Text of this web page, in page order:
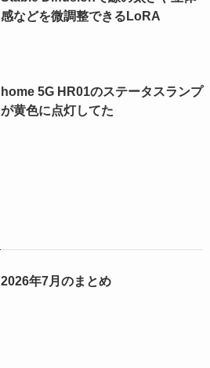
感などを微調整できるLoRA
home 5G HR01のステータスランプ
が黄色に点灯してた
2026年7月のまとめ